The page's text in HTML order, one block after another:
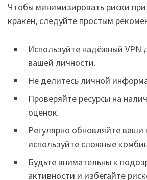
Чтобы минимизировать риски
кракен, следуйте простым
Используйте надёжный VPN
вашей личности.
Не делитесь личной
Проверяйте ресурсы на
оценок.
Регулярно обновляйте ваши
используйте сложные
Будьте внимательны к
активности и избегайте